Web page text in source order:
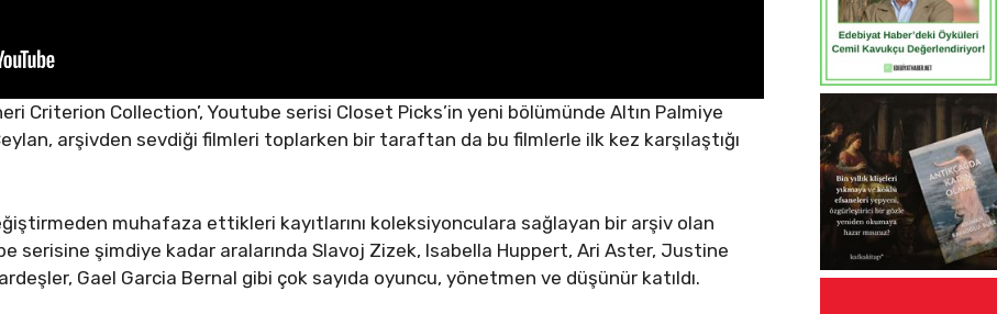
Criterion Collection’, Youtube serisi Closet Picks’in yeni bölümünde Altın Palmiye
arşivden sevdiği filmleri toplarken bir taraftan da bu filmlerle ilk kez karşılaştığı
muhafaza ettikleri kayıtlarını koleksiyonculara sağlayan bir arşiv olan
serisine şimdiye kadar aralarında Slavoj Zizek, Isabella Huppert, Ari Aster, Justine
Gael Garcia Bernal gibi çok sayıda oyuncu, yönetmen ve düşünür katıldı.